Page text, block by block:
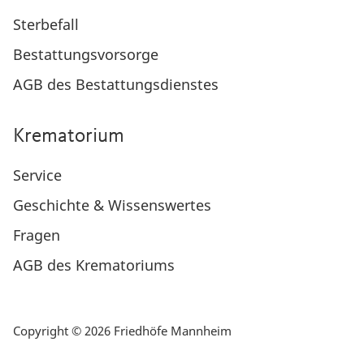
Sterbefall
Bestattungsvorsorge
AGB des Bestattungsdienstes
Krematorium
Service
Geschichte & Wissenswertes
Fragen
AGB des Krematoriums
Copyright © 2026 Friedhöfe Mannheim